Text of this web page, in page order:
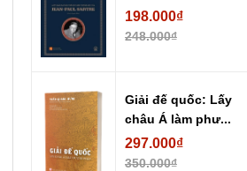
198.000₫
248.000₫
Giải đế quốc: Lấy
châu Á làm phư...
297.000₫
350.000₫